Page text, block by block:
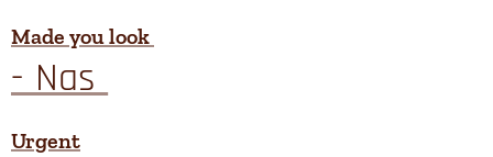
Made you look
- Nas
Urgent